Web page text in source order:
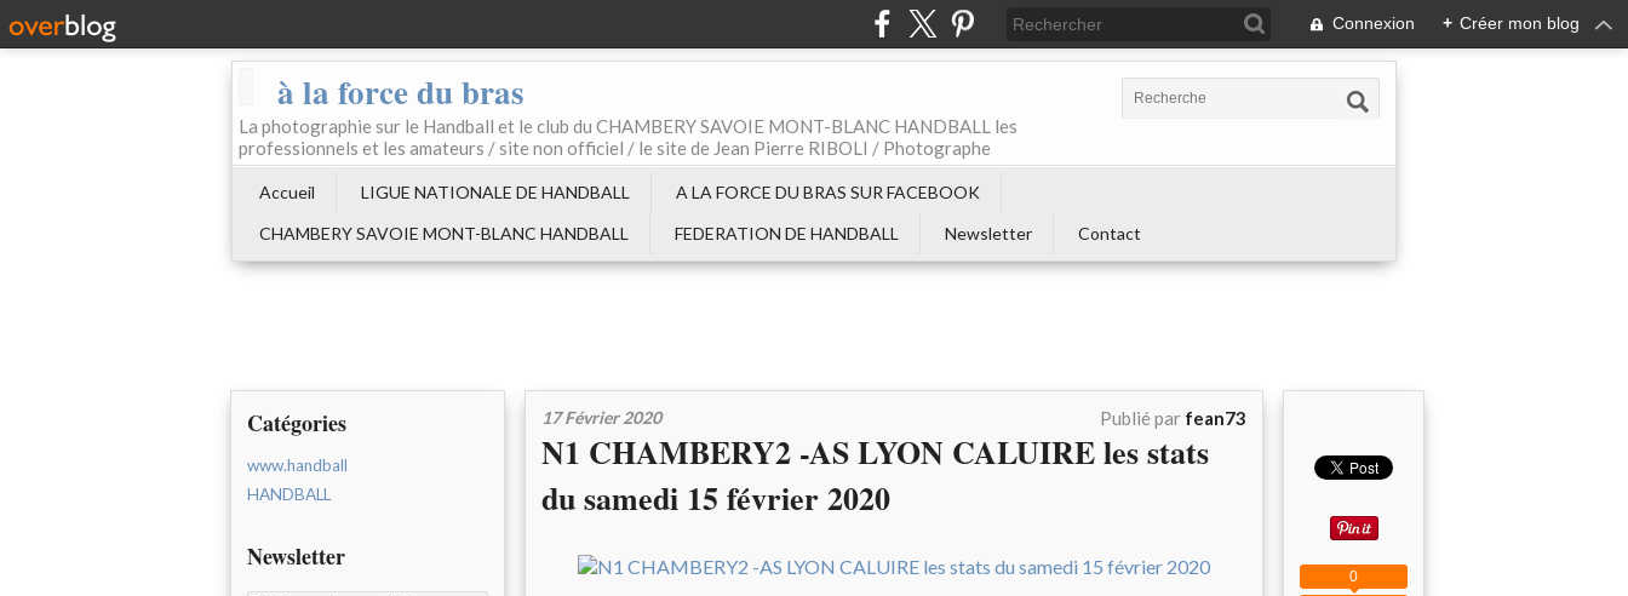
Connexion + Créer mon blog
à la force du bras
La photographie sur le Handball et le club du CHAMBERY SAVOIE MONT-BLANC HANDBALL les
professionnels et les amateurs / site non officiel / le site de Jean Pierre RIBOLI / Photographe
Accueil LIGUE NATIONALE DE HANDBALL
A LA FORCE DU BRAS SUR FACEBOOK
CHAMBERY SAVOIE MONT-BLANC HANDBALL
FEDERATION DE HANDBALL Newsletter Contact
Catégories
www.handball
HANDBALL
Newsletter
17 Février 2020 Publié par fean73
N1 CHAMBERY2 -AS LYON CALUIRE les stats
du samedi 15 février 2020
0